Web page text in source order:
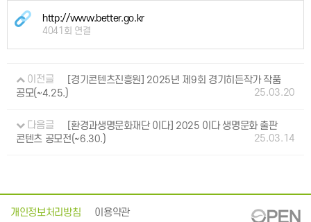
http://www.better.go.kr
4041회 연결
이전글
[경기콘텐츠진흥원] 2025년 제9회 경기히든작가 작품
공모(~4.25.)
25.03.20
다음글
[환경과생명문화재단 이다] 2025 이다 생명문화 출판
콘텐츠 공모전(~6.30.)
25.03.14
개인정보처리방침 이용약관